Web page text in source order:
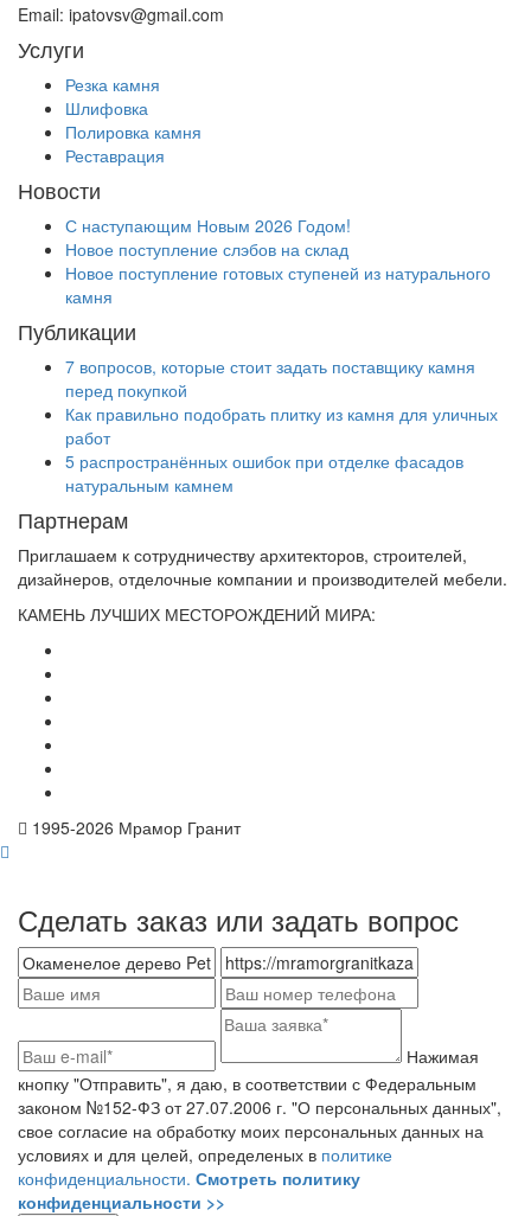
Email: ipatovsv@gmail.com
Услуги
Резка камня
Шлифовка
Полировка камня
Реставрация
Новости
С наступающим Новым 2026 Годом!
Новое поступление слэбов на склад
Новое поступление готовых ступеней из натурального
камня
Публикации
7 вопросов, которые стоит задать поставщику камня
перед покупкой
Как правильно подобрать плитку из камня для уличных
работ
5 распространённых ошибок при отделке фасадов
натуральным камнем
Партнерам
Приглашаем к сотрудничеству архитекторов, строителей,
дизайнеров, отделочные компании и производителей мебели.
КАМЕНЬ ЛУЧШИХ МЕСТОРОЖДЕНИЙ МИРА:
1995-2026 Мрамор Гранит
Сделать заказ или задать вопрос
кнопку "Отправить", я даю, в соответствии с Федеральным
законом №152-ФЗ от 27.07.2006 г. "О персональных данных",
свое согласие на обработку моих персональных данных на
условиях и для целей, определеных в политике
конфиденциальности. Смотреть политику
конфиденциальности >>